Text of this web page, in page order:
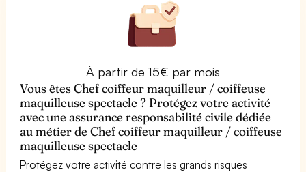
À partir de 15€ par mois
Vous êtes Chef coiffeur maquilleur / coiffeuse
maquilleuse spectacle ? Protégez votre activité
avec une assurance responsabilité civile dédiée
au métier de Chef coiffeur maquilleur / coiffeuse
maquilleuse spectacle
Protégez votre activité contre les grands risques